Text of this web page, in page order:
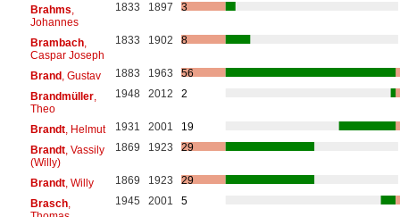
Brahms,
Johannes
1833 1897 3
Brambach,
Caspar Joseph
1833 1902 8
Brand , Gustav 1883 1963
56
Brandmüller,
Theo
1948 2012 2
Brandt, Helmut 1931 2001
19
Brandt, Vassily
(Willy)
1869 1923 29
Brandt, Willy 1869 1923
29
Brasch,
1945 2001 5